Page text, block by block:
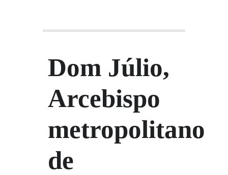
Dom Júlio,
Arcebispo
metropolitano
de